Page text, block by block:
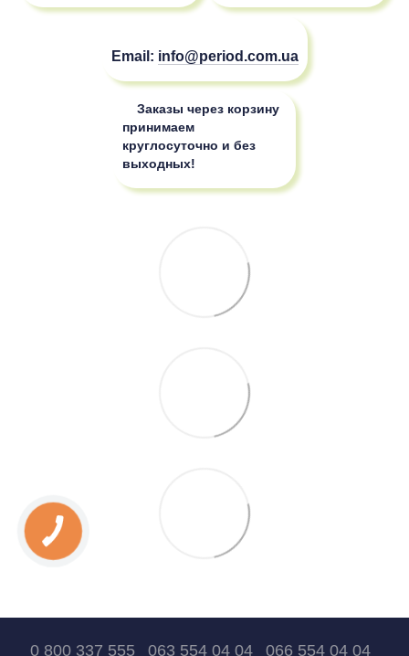
Email: info@period.com.ua
Заказы через корзину
принимаем
круглосуточно и без
выходных!
0 800 337 555 063 554 04 04 066 554 04 04